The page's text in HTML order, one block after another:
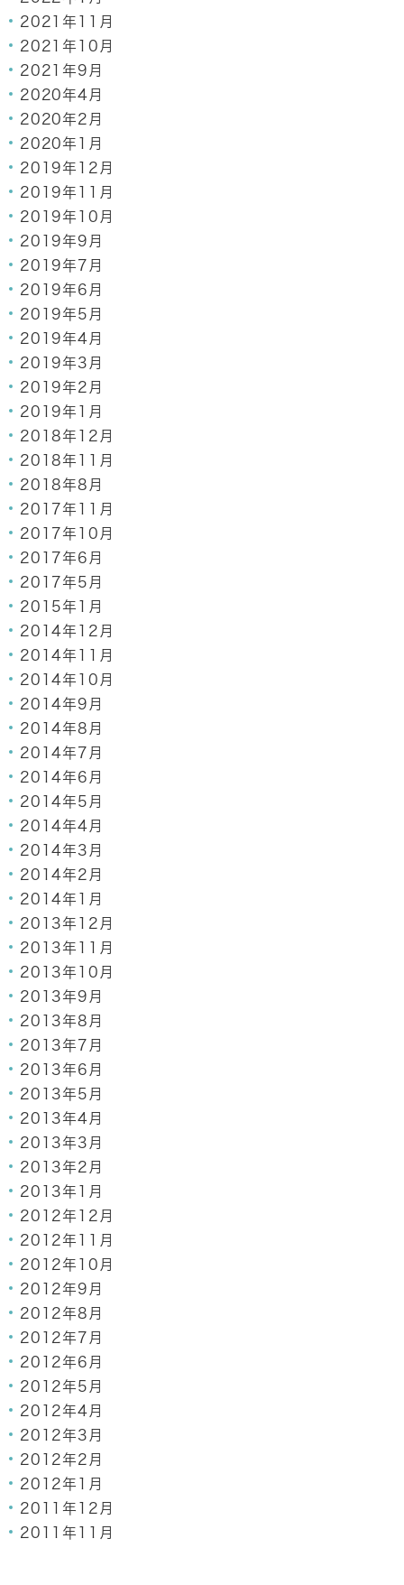
2021年11月
2021年10月
2021年9月
2020年4月
2020年2月
2020年1月
2019年12月
2019年11月
2019年10月
2019年9月
2019年7月
2019年6月
2019年5月
2019年4月
2019年3月
2019年2月
2019年1月
2018年12月
2018年11月
2018年8月
2017年11月
2017年10月
2017年6月
2017年5月
2015年1月
2014年12月
2014年11月
2014年10月
2014年9月
2014年8月
2014年7月
2014年6月
2014年5月
2014年4月
2014年3月
2014年2月
2014年1月
2013年12月
2013年11月
2013年10月
2013年9月
2013年8月
2013年7月
2013年6月
2013年5月
2013年4月
2013年3月
2013年2月
2013年1月
2012年12月
2012年11月
2012年10月
2012年9月
2012年8月
2012年7月
2012年6月
2012年5月
2012年4月
2012年3月
2012年2月
2012年1月
2011年12月
2011年11月